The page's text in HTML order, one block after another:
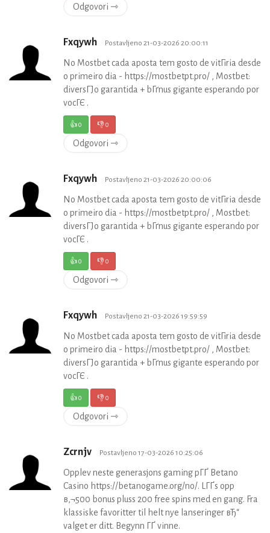
Odgovori ⇾
Fxqywh Postavljeno 21-03-2026 20:00:11
No Mostbet cada aposta tem gosto de vitГіria desde
o primeiro dia - https://mostbetpt.pro/ , Mostbet:
diversГЈo garantida + bГґnus gigante esperando por
vocГЄ .
👍0 👎0
Odgovori ⇾
Fxqywh Postavljeno 21-03-2026 20:00:06
No Mostbet cada aposta tem gosto de vitГіria desde
o primeiro dia - https://mostbetpt.pro/ , Mostbet:
diversГЈo garantida + bГґnus gigante esperando por
vocГЄ .
👍0 👎0
Odgovori ⇾
Fxqywh Postavljeno 21-03-2026 19:59:59
No Mostbet cada aposta tem gosto de vitГіria desde
o primeiro dia - https://mostbetpt.pro/ , Mostbet:
diversГЈo garantida + bГґnus gigante esperando por
vocГЄ .
👍0 👎0
Odgovori ⇾
Zcrnjv Postavljeno 17-03-2026 10:25:06
Opplev neste generasjons gaming pГҐ Betano
Casino https://betanogame.org/no/. LГҐs opp
в‚¬500 bonus pluss 200 free spins med en gang. Fra
klassiske favoritter til helt nye lanseringer вЂ“
valget er ditt. Begynn ГҐ vinne.